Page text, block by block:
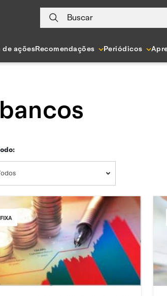
Buscar
de açõesRecomendações Periódicos